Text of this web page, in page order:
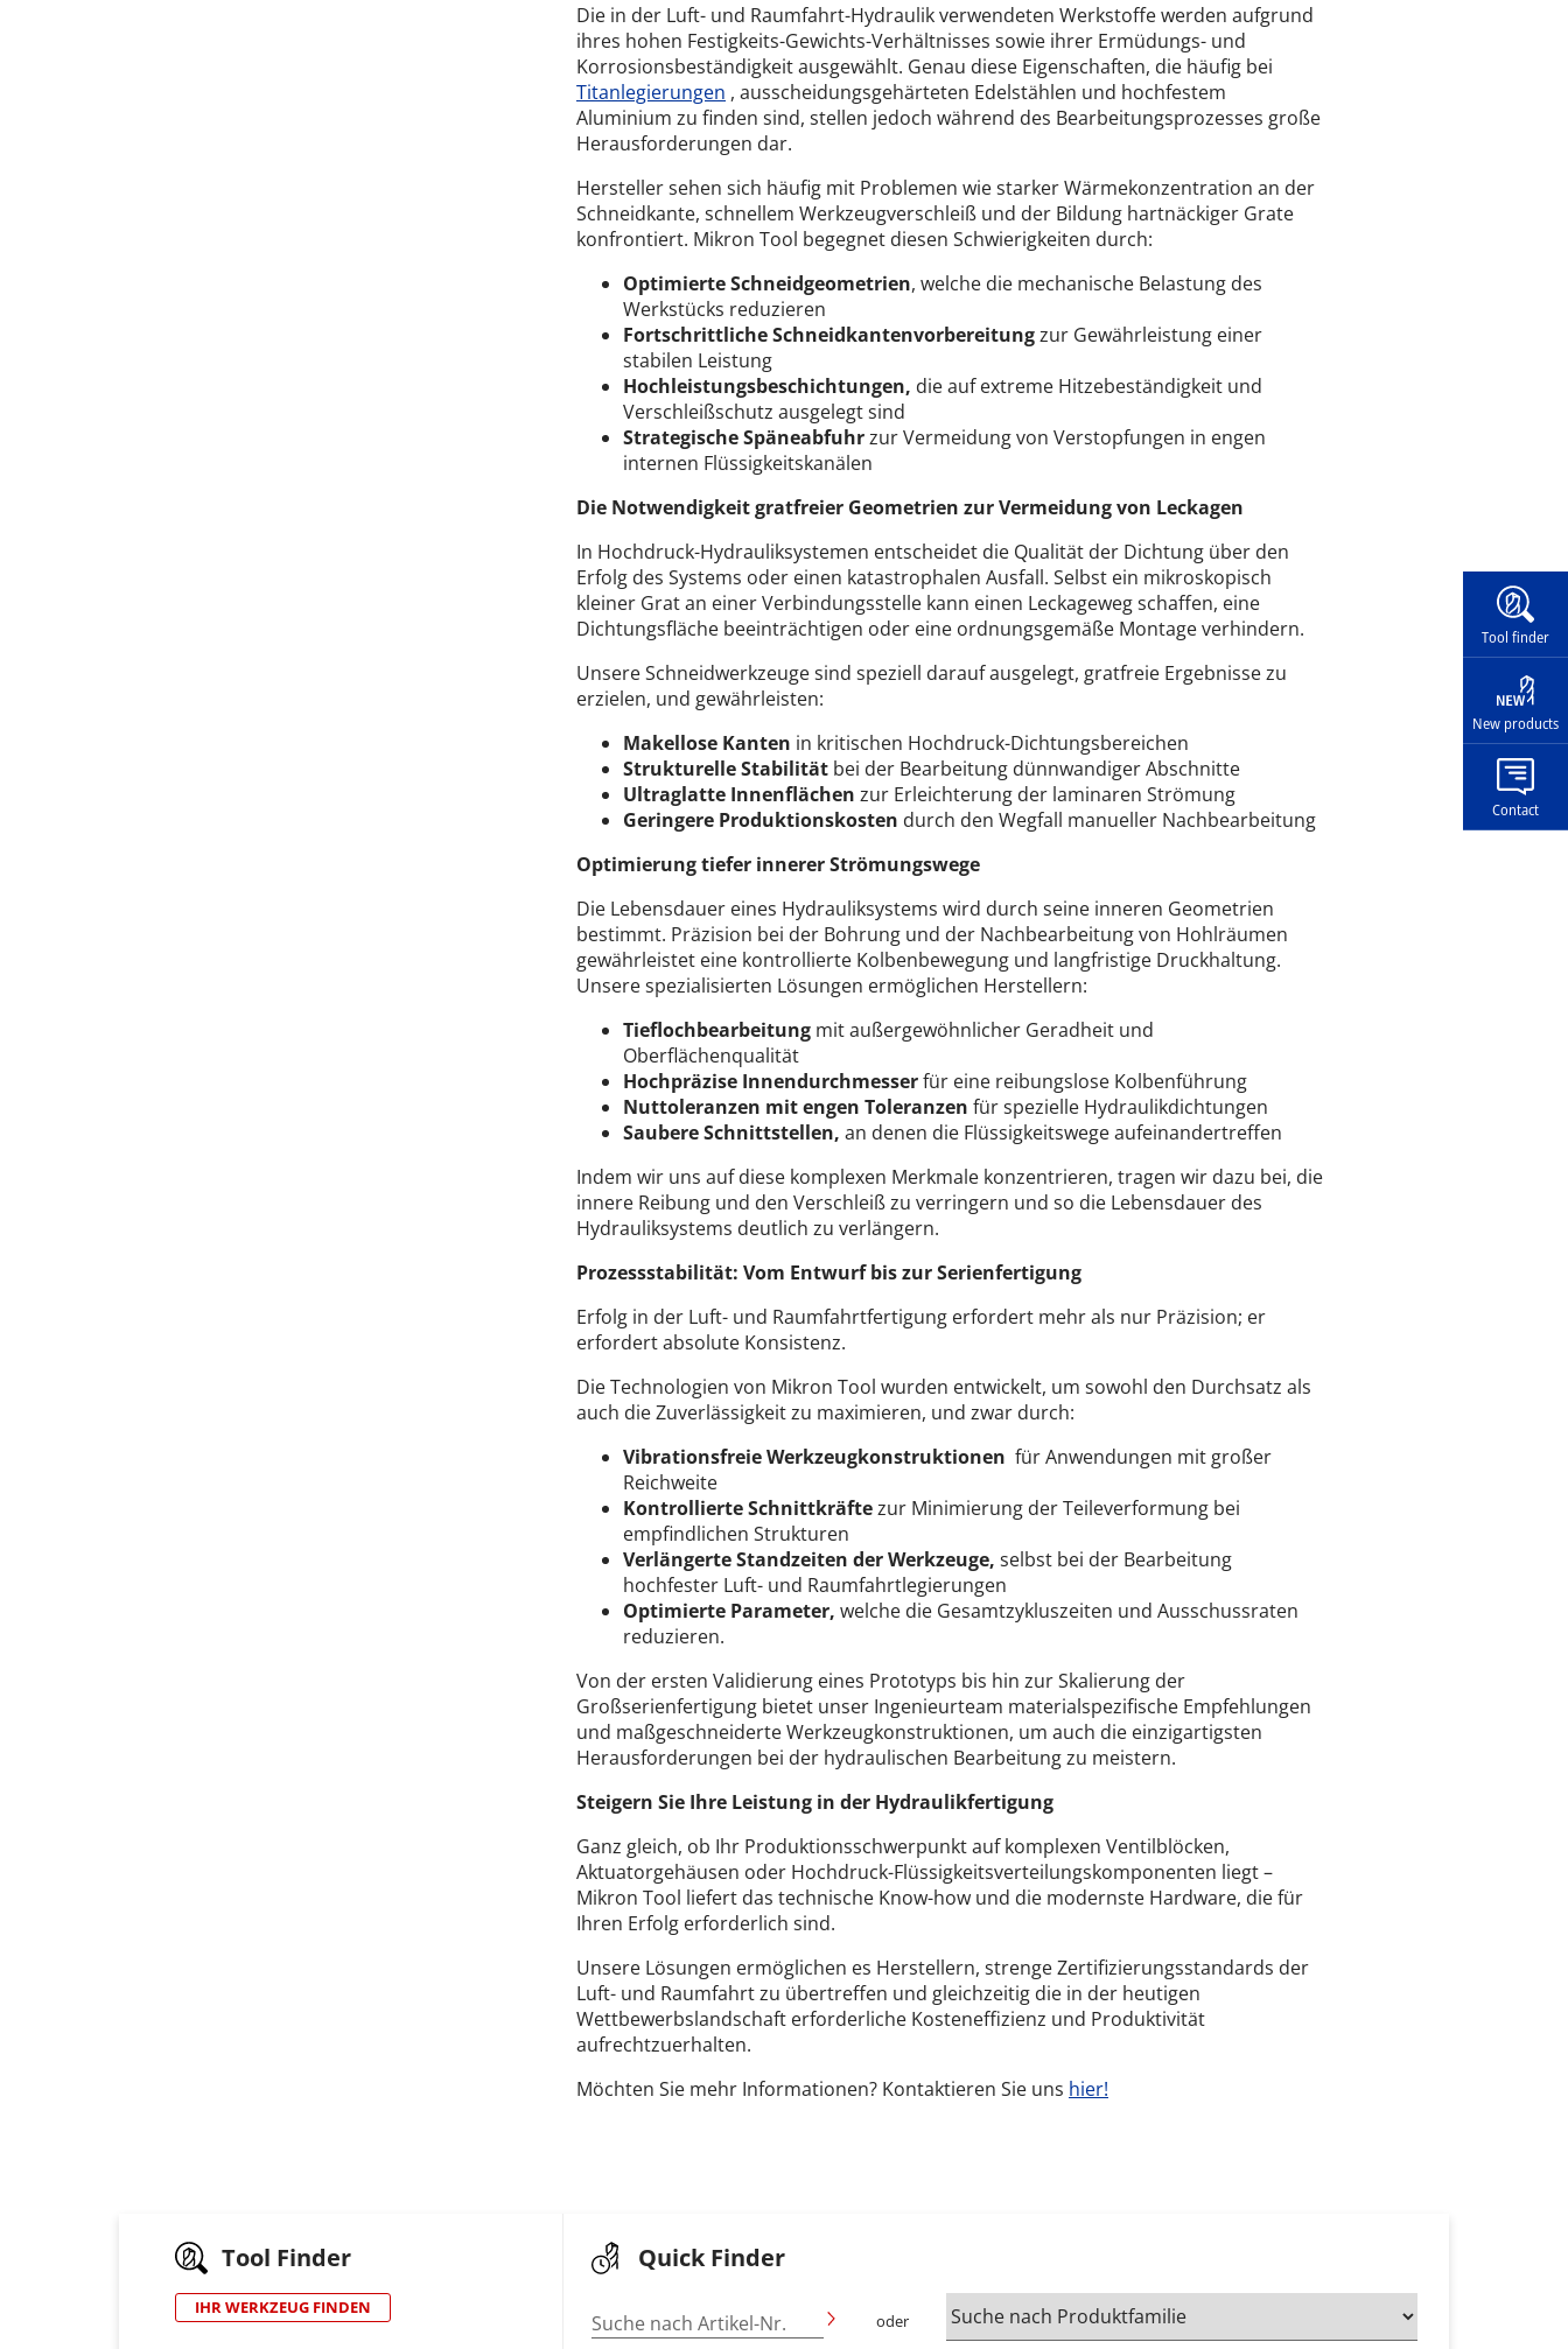
Tool finder
New products
Contact
Die in der Luft- und Raumfahrt-Hydraulik verwendeten Werkstoffe werden aufgrund
ihres hohen Festigkeits-Gewichts-Verhältnisses sowie ihrer Ermüdungs- und
Korrosionsbeständigkeit ausgewählt. Genau diese Eigenschaften, die häufig bei
Titanlegierungen , ausscheidungsgehärteten Edelstählen und hochfestem
Aluminium zu finden sind, stellen jedoch während des Bearbeitungsprozesses große
Herausforderungen dar.
Hersteller sehen sich häufig mit Problemen wie starker Wärmekonzentration an der
Schneidkante, schnellem Werkzeugverschleiß und der Bildung hartnäckiger Grate
konfrontiert. Mikron Tool begegnet diesen Schwierigkeiten durch:
Optimierte Schneidgeometrien, welche die mechanische Belastung des
Werkstücks reduzieren
Fortschrittliche Schneidkantenvorbereitungzur Gewährleistung einer
stabilen Leistung
Hochleistungsbeschichtungen, dieauf extreme Hitzebeständigkeit und
Verschleißschutz ausgelegt sind
Strategische Späneabfuhrzur Vermeidung von Verstopfungen in engen
internen Flüssigkeitskanälen
Die Notwendigkeit gratfreier Geometrien zur Vermeidung von Leckagen
In Hochdruck-Hydrauliksystemen entscheidet die Qualität der Dichtung über den
Erfolg des Systems oder einen katastrophalen Ausfall. Selbst ein mikroskopisch
kleiner Grat an einer Verbindungsstelle kann einen Leckageweg schaffen, eine
Dichtungsfläche beeinträchtigen oder eine ordnungsgemäße Montage verhindern.
Unsere Schneidwerkzeuge sind speziell darauf ausgelegt, gratfreie Ergebnisse zu
erzielen, und gewährleisten:
Makellose Kanten in kritischen Hochdruck-Dichtungsbereichen
Strukturelle Stabilität bei der Bearbeitung dünnwandiger Abschnitte
Ultraglatte Innenflächen zur Erleichterung der laminaren Strömung
Geringere Produktionskosten durch den Wegfall manueller Nachbearbeitung
Optimierung tiefer innerer Strömungswege
Die Lebensdauer eines Hydrauliksystems wird durch seine inneren Geometrien
bestimmt. Präzision bei der Bohrung und der Nachbearbeitung von Hohlräumen
gewährleistet eine kontrollierte Kolbenbewegung und langfristige Druckhaltung.
Unsere spezialisierten Lösungen ermöglichen Herstellern:
Tieflochbearbeitung mit außergewöhnlicher Geradheit und
Oberflächenqualität
Hochpräzise Innendurchmesserfür eine reibungslose Kolbenführung
Nuttoleranzen mit engen Toleranzen für spezielle Hydraulikdichtungen
Saubere Schnittstellen, an denen die Flüssigkeitswege aufeinandertreffen
Indem wir uns auf diese komplexen Merkmale konzentrieren, tragen wir dazu bei, die
innere Reibung und den Verschleiß zu verringern und so die Lebensdauer des
Hydrauliksystems deutlich zu verlängern.
Prozessstabilität: Vom Entwurf bis zur Serienfertigung
Erfolg in der Luft- und Raumfahrtfertigung erfordert mehr als nur Präzision; er
erfordert absolute Konsistenz.
Die Technologien von Mikron Tool wurden entwickelt, um sowohl den Durchsatz als
auch die Zuverlässigkeit zu maximieren, und zwar durch:
Vibrationsfreie Werkzeugkonstruktionen für Anwendungen mit großer
Reichweite
Kontrollierte Schnittkräftezur Minimierung der Teileverformung bei
empfindlichen Strukturen
Verlängerte Standzeiten der Werkzeuge, selbst bei der Bearbeitung
hochfester Luft- und Raumfahrtlegierungen
Optimierte Parameter, welche die Gesamtzykluszeiten und Ausschussraten
reduzieren.
Von der ersten Validierung eines Prototyps bis hin zur Skalierung der
Großserienfertigung bietet unser Ingenieurteam materialspezifische Empfehlungen
und maßgeschneiderte Werkzeugkonstruktionen, um auch die einzigartigsten
Herausforderungen bei der hydraulischen Bearbeitung zu meistern.
Steigern Sie Ihre Leistung in der Hydraulikfertigung
Ganz gleich, ob Ihr Produktionsschwerpunkt auf komplexen Ventilblöcken,
Aktuatorgehäusen oder Hochdruck-Flüssigkeitsverteilungskomponenten liegt –
Mikron Tool liefert das technische Know-how und die modernste Hardware, die für
Ihren Erfolg erforderlich sind.
Unsere Lösungen ermöglichen es Herstellern, strenge Zertifizierungsstandards der
Luft- und Raumfahrt zu übertreffen und gleichzeitig die in der heutigen
Wettbewerbslandschaft erforderliche Kosteneffizienz und Produktivität
aufrechtzuerhalten.
Möchten Sie mehr Informationen? Kontaktieren Sie uns hier!
Tool Finder
IHR WERKZEUG FINDEN
Quick Finder
Suche nach Artikel-Nr. oder